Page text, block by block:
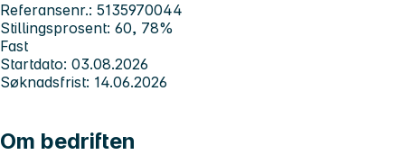
Referansenr.: 5135970044
Stillingsprosent: 60, 78%
Fast
Startdato: 03.08.2026
Søknadsfrist: 14.06.2026
Om bedriften